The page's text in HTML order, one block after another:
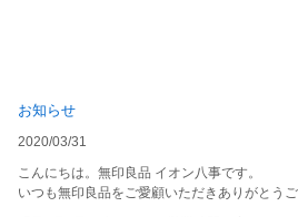
お知らせ
2020/03/31
こんにちは。無印良品 イオン八事です。
いつも無印良品をご愛顧いただきありがとうご